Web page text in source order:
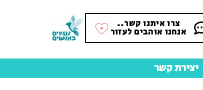
צרו איתנו קשר..
אנחנו אוהבים לעזור
יצירת קשר